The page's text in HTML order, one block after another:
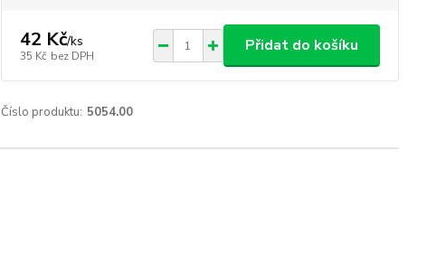
42 Kč/ks
35 Kč bez DPH
Přidat do košíku
Číslo produktu: 5054.00